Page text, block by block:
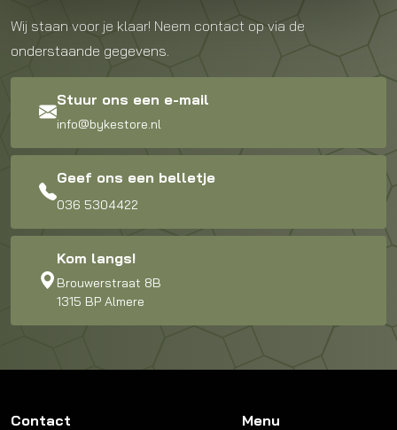
Wij staan voor je klaar! Neem contact op via de
onderstaande gegevens.
Stuur ons een e-mail
info@bykestore.nl
Geef ons een belletje
036 5304422
Kom langs!
Brouwerstraat 8B
1315 BP Almere
Contact Menu